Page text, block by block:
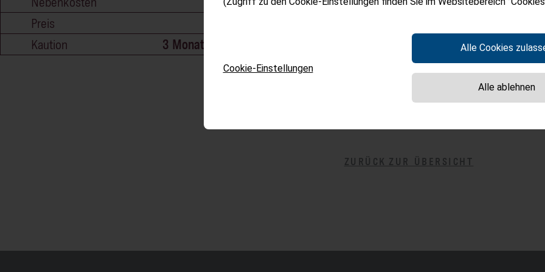
Preis
Kaution
3 Monatsmieten
ZURÜCK ZUR ÜBERSICHT
Cookie-Einstellungen
Alle Cookies
Alle ablehnen